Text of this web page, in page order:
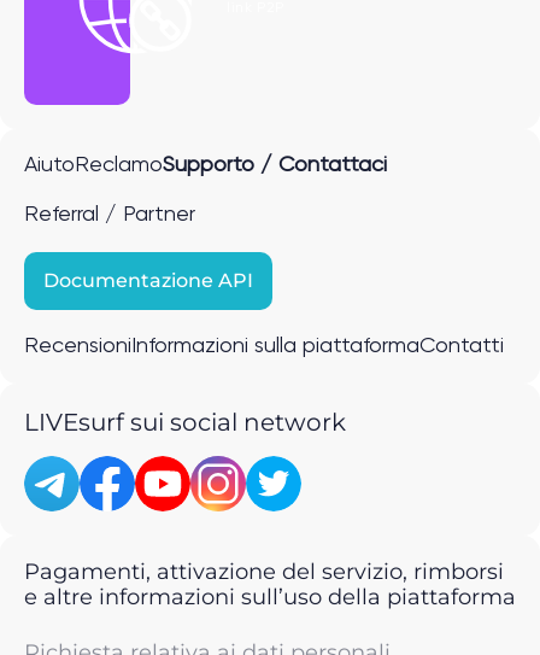
Aiuto ReclamoSupporto / Contattaci
Referral / Partner
Documentazione API
Recensioni Informazioni sulla piattaformaContatti
LIVEsurf sui social network
Pagamenti, attivazione del servizio, rimborsi
e altre informazioni sull’uso della piattaforma